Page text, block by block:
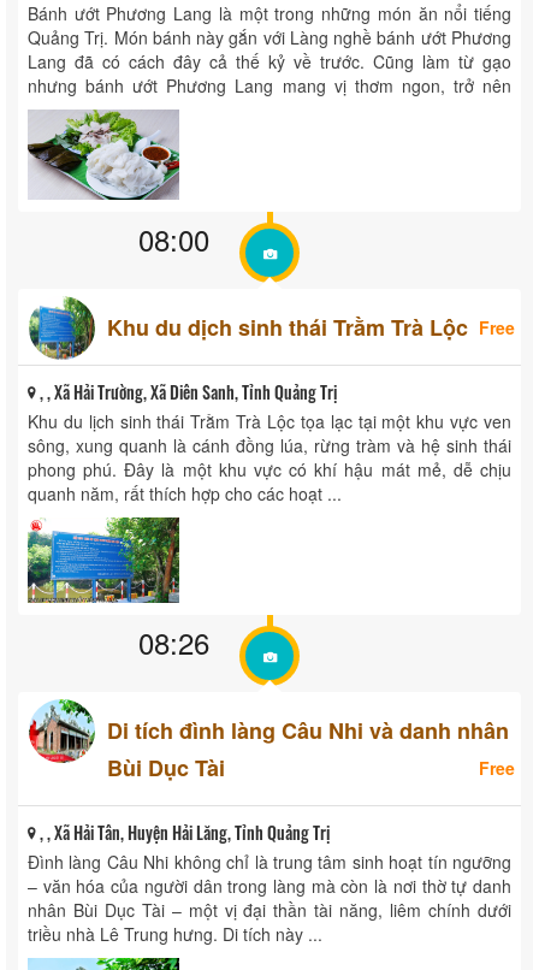
Bánh ướt Phương Lang là một trong những món ăn nổi tiếng
Quảng Trị. Món bánh này gắn với Làng nghề bánh ướt Phương
Lang đã có cách đây cả thế kỷ về trước. Cũng làm từ gạo
nhưng bánh ướt Phương Lang mang vị thơm ngon, trở nên
thân ...
08:00
Khu du dịch sinh thái Trằm Trà Lộc Free
, , Xã Hải Trường, Xã Diên Sanh, Tỉnh Quảng Trị
Khu du lịch sinh thái Trằm Trà Lộc tọa lạc tại một khu vực ven
sông, xung quanh là cánh đồng lúa, rừng tràm và hệ sinh thái
phong phú. Đây là một khu vực có khí hậu mát mẻ, dễ chịu
quanh năm, rất thích hợp cho các hoạt ...
08:26
Di tích đình làng Câu Nhi và danh nhân
Bùi Dục Tài
Free
, , Xã Hải Tân, Huyện Hải Lăng, Tỉnh Quảng Trị
Đình làng Câu Nhi không chỉ là trung tâm sinh hoạt tín ngưỡng
– văn hóa của người dân trong làng mà còn là nơi thờ tự danh
nhân Bùi Dục Tài – một vị đại thần tài năng, liêm chính dưới
triều nhà Lê Trung hưng. Di tích này ...